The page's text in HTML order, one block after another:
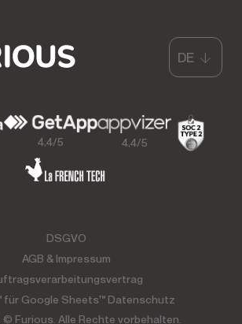
4,4/5 4,4/5
Furious. Alle Rechte vorbehalten.
DSGVO
AGB & Impressum
für Google Sheets™ Datenschutz
DE